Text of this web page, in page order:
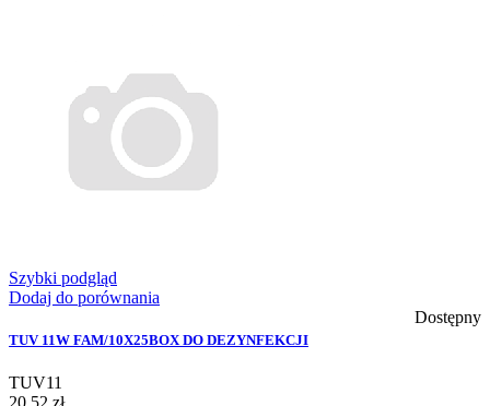
Szybki podgląd
Dodaj do porównania
Dostępny
TUV 11W FAM/10X25BOX DO DEZYNFEKCJI
TUV11
20,52 zł